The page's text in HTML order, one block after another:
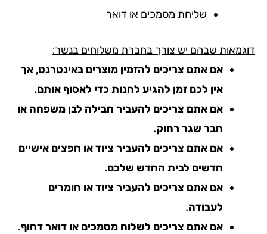
שליחת מסמכים או דואר
שבהם יש צורך בחברת משלוחים בנשר:
אם אתם צריכים להזמין מוצרים באינטרנט, אך
אין לכם זמן להגיע לחנות כדי לאסוף אותם.
אם אתם צריכים להעביר חבילה לבן משפחה או
חבר שגר רחוק.
אם אתם צריכים להעביר ציוד או חפצים אישיים
חדשים לבית החדש שלכם.
אם אתם צריכים להעביר ציוד או חומרים
לעבודה.
אם אתם צריכים לשלוח מסמכים או דואר דחוף.